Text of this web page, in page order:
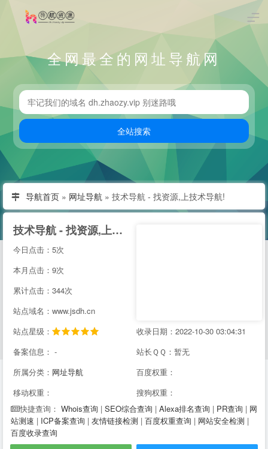
全网最全的网址导航网
导航首页 » 网址导航 » 技术导航 - 找资源,上技术导航!
技术导航 - 找资源,上技术导航!
今日点击：5次
本月点击：9次
累计点击：344次
站点域名：www.jsdh.cn
站点星级：
收录日期：2022-10-30 03:04:31
备案信息： -
站长ＱＱ：暂无
所属分类： 网址导航
百度权重：
移动权重：
搜狗权重：
快捷查询： Whois查询 | SEO综合查询 | Alexa排名查询 | PR查询 | 网
站测速 | ICP备案查询 | 友情链接检测 | 百度权重查询 | 网站安全检测 |
百度收录查询